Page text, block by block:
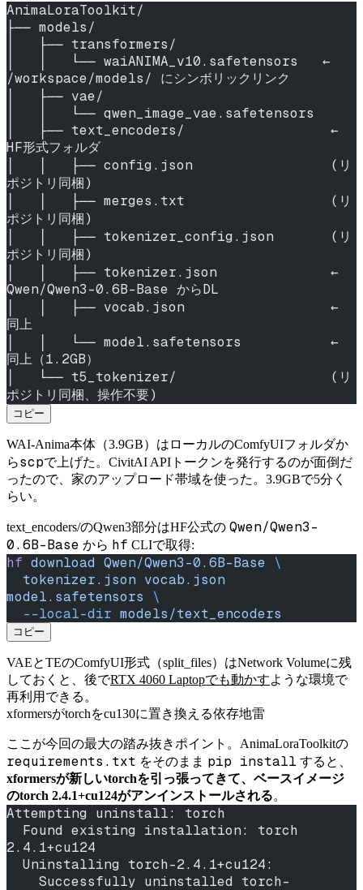
AnimaLoraToolkit/
├── models/
│   ├── transformers/
│   │   └── waiANIMA_v10.safetensors   ←
/workspace/models/ にシンボリックリンク
│   ├── vae/
│   │   └── qwen_image_vae.safetensors
│   ├── text_encoders/                  ←
HF形式フォルダ
│   │   ├── config.json                 (リ
ポジトリ同梱)
│   │   ├── merges.txt                  (リ
ポジトリ同梱)
│   │   ├── tokenizer_config.json       (リ
ポジトリ同梱)
│   │   ├── tokenizer.json              ←
Qwen/Qwen3-0.6B-Base からDL
│   │   ├── vocab.json                  ←
同上
│   │   └── model.safetensors           ←
同上（1.2GB）
│   └── t5_tokenizer/                   (リ
ポジトリ同梱、操作不要)
コピー
WAI-Anima本体（3.9GB）はローカルのComfyUIフォルダか
らscpで上げた。CivitAI APIトークンを発行するのが面倒だ
ったので、家のアップロード帯域を使った。3.9GBで5分く
らい。
text_encoders/のQwen3部分はHF公式の Qwen/Qwen3-
0.6B-Base から hf CLIで取得:
hf download Qwen/Qwen3-0.6B-Base \
  tokenizer.json
vocab.json
model.safetensors \
  --local-dir
models/text_encoders
コピー
VAEとTEのComfyUI形式（split_files）はNetwork Volumeに残
しておくと、後でRTX 4060 Laptopでも動かすような環境で
再利用できる。
xformersがtorchをcu130に置き換える依存地雷
ここが今回の最大の踏み抜きポイント。AnimaLoraToolkitの
requirements.txt をそのまま pip install すると、
xformersが新しいtorchを引っ張ってきて、ベースイメージ
のtorch 2.4.1+cu124がアンインストールされる。
Attempting uninstall: torch
2.4.1+cu124
  Uninstalling torch-2.4.1+cu124: